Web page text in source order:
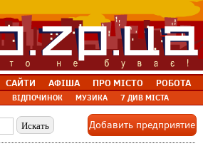
САЙТИ АФІША ПРО МІСТО РОБОТА
ВІДПОЧИНОК МУЗИКА 7 ДИВ МІСТА
Добавить предприятие